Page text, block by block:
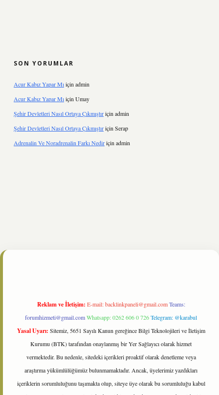
SON YORUMLAR
Acur Kabız Yapar Mıiçin admin
Acur Kabız Yapar Mıiçin Umay
Şehir Devletleri Nasıl Ortaya Çıkmıştıriçin admin
Şehir Devletleri Nasıl Ortaya Çıkmıştıriçin Serap
Adrenalin Ve Noradrenalin Farkı Nediriçin admin
Reklam ve İletişim: E-mail:backlinkpaneli@gmail.com Teams:
forumhizmeti@gmail.comWhatsapp: 0262 606 0 726Telegram: @karabul
Yasal Uyarı: Sitemiz, 5651 Sayılı Kanun gereğince Bilgi Teknolojileri ve İletişim
Kurumu (BTK) tarafından onaylanmış bir Yer Sağlayıcı olarak hizmet
vermektedir. Bu nedenle, sitedeki içerikleri proaktif olarak denetleme veya
araştırma yükümlülüğümüz bulunmamaktadır. Ancak, üyelerimiz yazdıkları
içeriklerin sorumluluğunu taşımakta olup, siteye üye olarak bu sorumluluğu kabul